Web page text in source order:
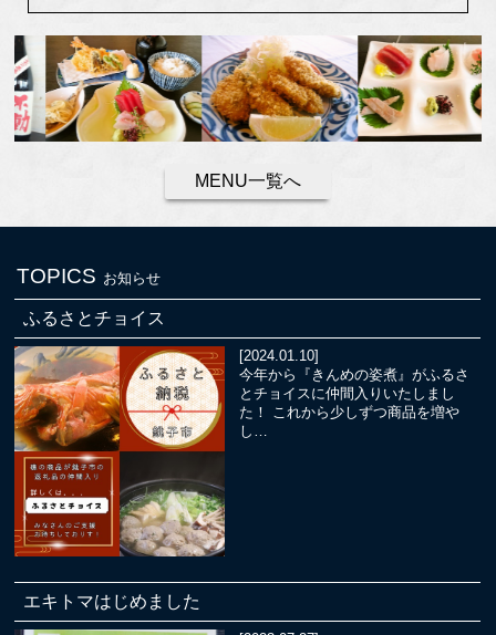
MENU一覧へ
TOPICS お知らせ
ふるさとチョイス
[2024.01.10]
今年から『きんめの姿煮』がふるさ
とチョイスに仲間入りいたしまし
た！ これから少しずつ商品を増や
し…
エキトマはじめました